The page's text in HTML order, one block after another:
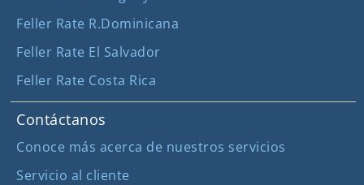
Feller Rate R.Dominicana
Feller Rate El Salvador
Feller Rate Costa Rica
Contáctanos
Conoce más acerca de nuestros servicios
Servicio al cliente